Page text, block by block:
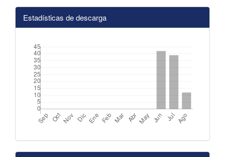
Estadísticas de descarga